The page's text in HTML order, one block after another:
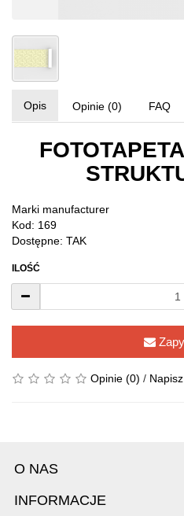
Opis Opinie (0) FAQ
Marki manufacturer
Kod: 169
Dostępne: TAK
ILOŚĆ
Opinie (0) /
O NAS
INFORMACJE